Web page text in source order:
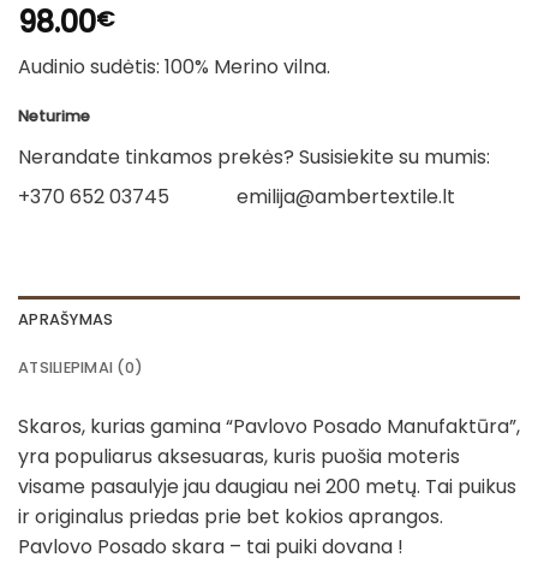
98.00€
Audinio sudėtis: 100% Merino vilna.
Neturime
Nerandate tinkamos prekės? Susisiekite su mumis:
+370 652 03745
emilija@ambertextile.lt
APRAŠYMAS
ATSILIEPIMAI (0)
Skaros, kurias gamina “Pavlovo Posado Manufaktūra”,
yra populiarus aksesuaras, kuris puošia moteris
visame pasaulyje jau daugiau nei 200 metų. Tai puikus
ir originalus priedas prie bet kokios aprangos.
Pavlovo Posado skara – tai puiki dovana !